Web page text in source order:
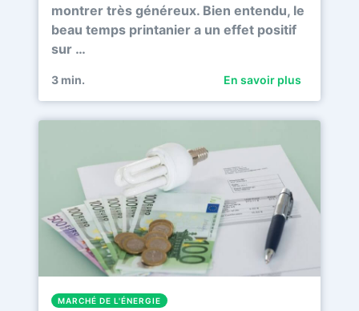
montrer très généreux. Bien entendu, le
beau temps printanier a un effet positif
sur …
3 min. En savoir plus
MARCHÉ DE L'ÉNERGIE